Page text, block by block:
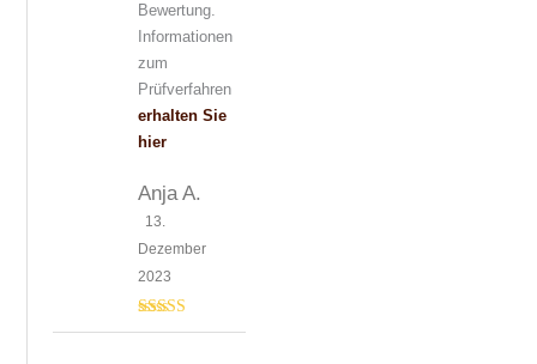
Bewertet mit
Anja A.
13.
Dezember
2023
Bewertung.
Informationen
zum
Prüfverfahren
erhalten Sie
hier